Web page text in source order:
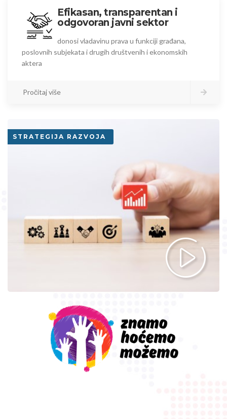
Efikasan, transparentan i
odgovoran javni sektor
donosi vladavinu prava u funkciji građana,
poslovnih subjekata i drugih društvenih i ekonomskih
aktera
Pročitaj više
STRATEGIJA RAZVOJA